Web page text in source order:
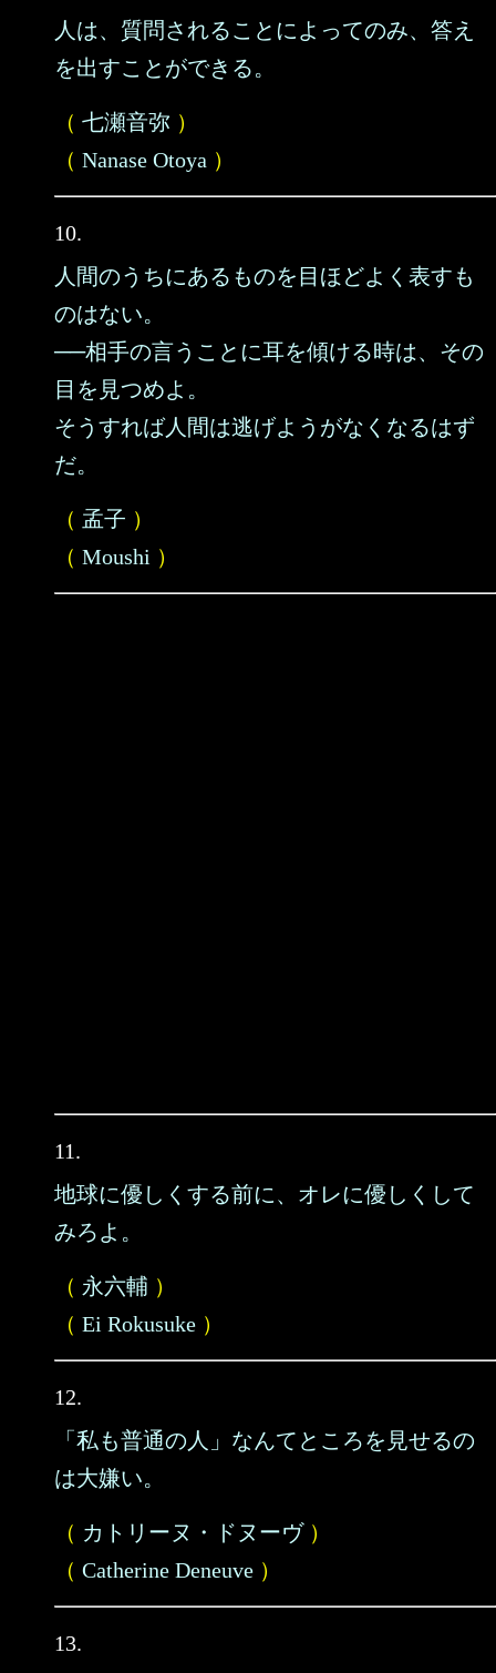
人は、質問されることによってのみ、答え
を出すことができる。
（ 七瀬音弥 ）
（ Nanase Otoya ）
10.
人間のうちにあるものを目ほどよく表すも
のはない。
──相手の言うことに耳を傾ける時は、その
目を見つめよ。
そうすれば人間は逃げようがなくなるはず
だ。
（ 孟子 ）
（ Moushi ）
11.
地球に優しくする前に、オレに優しくして
みろよ。
（ 永六輔 ）
（ Ei Rokusuke ）
12.
「私も普通の人」なんてところを見せるの
は大嫌い。
（ カトリーヌ・ドヌーヴ）
（ Catherine Deneuve ）
13.